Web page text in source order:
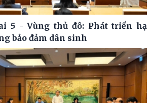
5 - Vùng thủ đô: Phát triển hạ
bảo đảm dân sinh